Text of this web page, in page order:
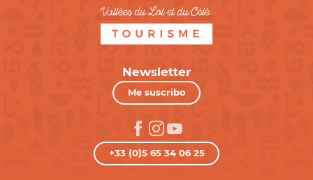
Newsletter
Me suscribo
+33 (0)5 65 34 06 25